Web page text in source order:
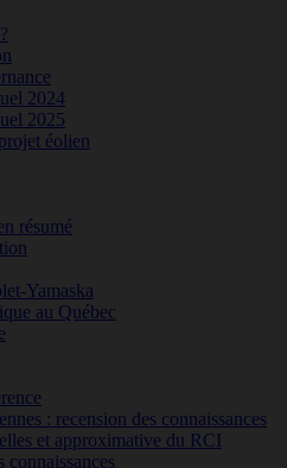
2024
2025
éolien
résumé
Yamaska
au Québec
: recension des connaissances
et approximative du RCI
connaissances